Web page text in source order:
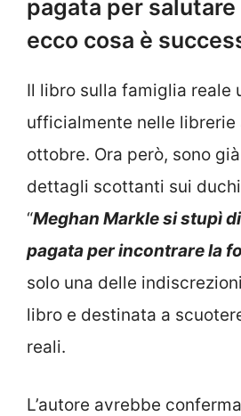
pagata per salutare
ecco cosa è
Il libro sulla famiglia reale
ufficialmente nelle librerie
ottobre. Ora però, sono
dettagli scottanti sui
“Meghan Markle si stupì
pagata per incontrare la
solo una delle
libro e destinata a
reali.
L’autore avrebbe